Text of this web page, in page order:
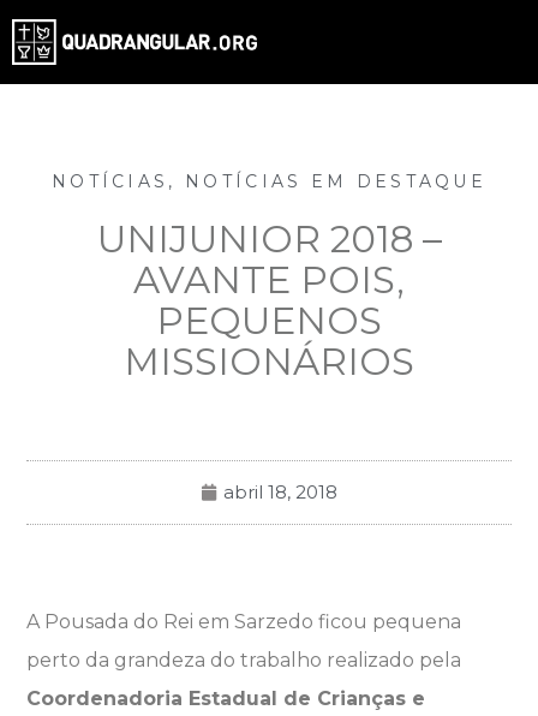
NOTÍCIAS , NOTÍCIAS EM DESTAQUE
UNIJUNIOR 2018 –
AVANTE POIS,
PEQUENOS
MISSIONÁRIOS
abril 18, 2018
A Pousada do Rei em Sarzedo ficou pequena
perto da grandeza do trabalho realizado pela
Coordenadoria Estadual de Crianças e